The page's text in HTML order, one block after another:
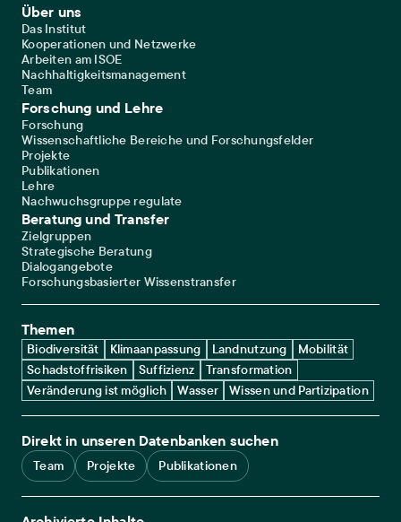
Footer Main Navigation
Über uns
Das Institut
Kooperationen und Netzwerke
Arbeiten am ISOE
Nachhaltigkeitsmanagement
Team
Forschung und Lehre
Forschung
Wissenschaftliche Bereiche und Forschungsfelder
Projekte
Publikationen
Lehre
Nachwuchsgruppe regulate
Beratung und Transfer
Zielgruppen
Strategische Beratung
Dialogangebote
Forschungsbasierter Wissenstransfer
Themen
Biodiversität Klimaanpassung Landnutzung
Mobilität
Schadstoffrisiken
Suffizienz
Transformation
Veränderung ist möglich
Wasser Wissen und Partizipation
Direkt in unseren Datenbanken suchen
Team Projekte Publikationen